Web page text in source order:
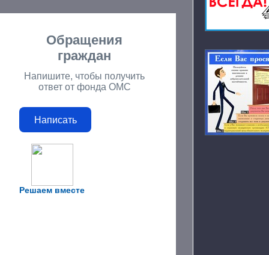
Решаем вместе
Обращения
граждан
Напишите, чтобы получить
ответ от фонда ОМС
Написать